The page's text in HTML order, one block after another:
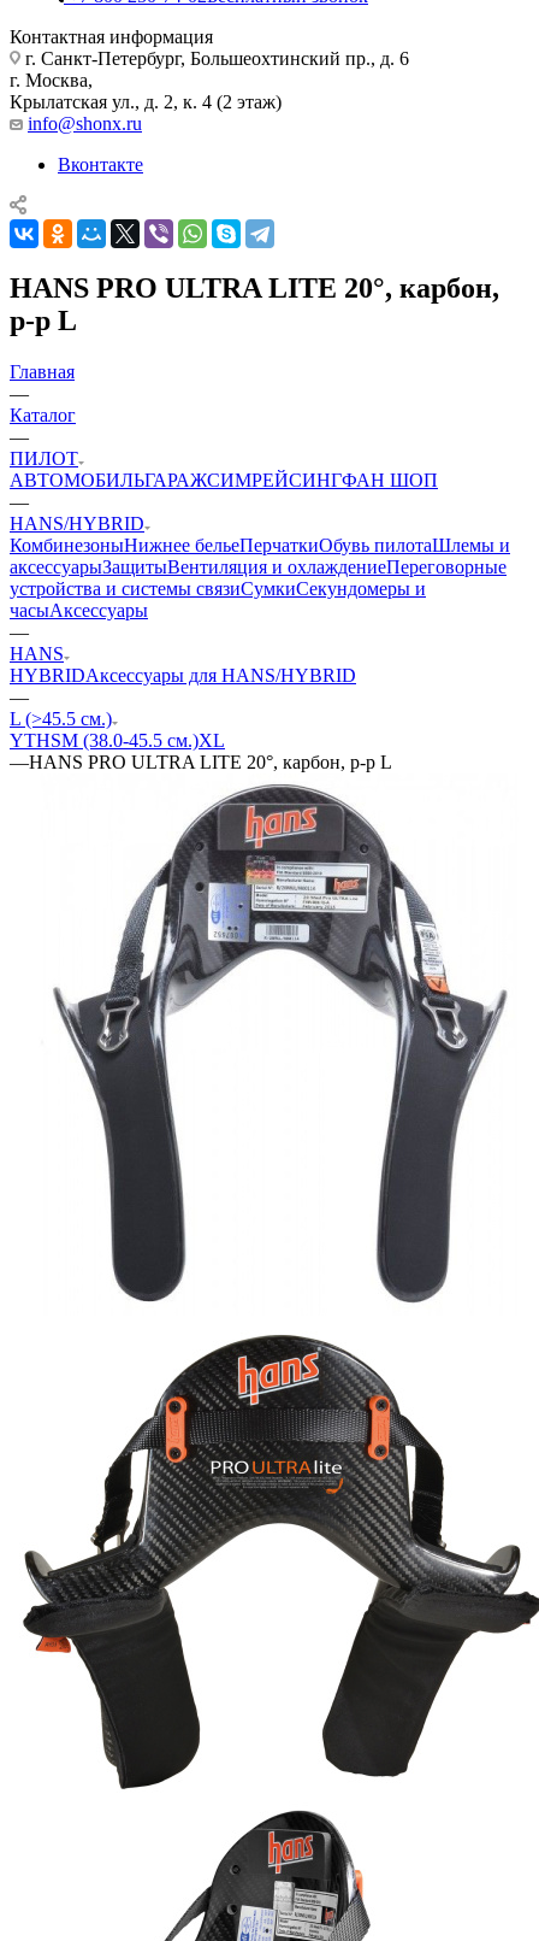
Контактная информация
г. Санкт-Петербург, Большеохтинский пр., д. 6
г. Москва,
Крылатская ул., д. 2, к. 4 (2 этаж)
info@shonx.ru
Вконтакте
HANS PRO ULTRA LITE 20°, карбон,
р-р L
Главная
—
Каталог
—
ПИЛОТ
АВТОМОБИЛЬГАРАЖСИМРЕЙСИНГФАН ШОП
—
HANS/HYBRID
КомбинезоныНижнее бельеПерчаткиОбувь пилотаШлемы и
аксессуарыЗащитыВентиляция и охлаждениеПереговорные
устройства и системы связиСумкиСекундомеры и
часыАксессуары
—
HANS
HYBRIDАксессуары для HANS/HYBRID
—
L (>45.5 см.)
YTHSM (38.0-45.5 см.)XL
—HANS PRO ULTRA LITE 20°, карбон, р-р L